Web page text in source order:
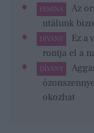
FEMINA
Az
utálunk
DÍVÁNY
Ez a
rontja el a
DÍVÁNY
okozhat